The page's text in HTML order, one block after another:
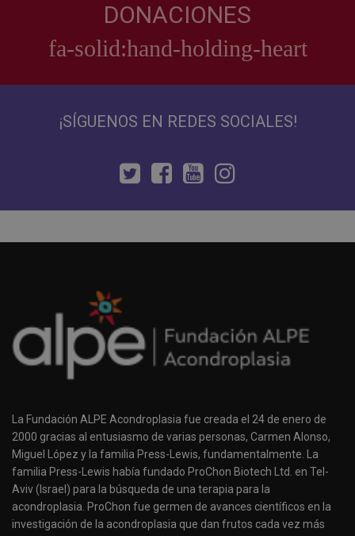
DONACIONES
¡SÍGUENOS EN REDES SOCIALES!
La Fundación ALPE Acondroplasia fue creada el 24 de enero de
2000 gracias al entusiasmo de varias personas, Carmen Alonso,
Miguel López y la familia Press-Lewis, fundamentalmente. La
familia Press-Lewis había fundado ProChon Biotech Ltd. en Tel-
Aviv (Israel) para la búsqueda de una terapia para la
acondroplasia. ProChon fue germen de avances científicos en la
investigación de la acondroplasia que dan frutos cada vez más